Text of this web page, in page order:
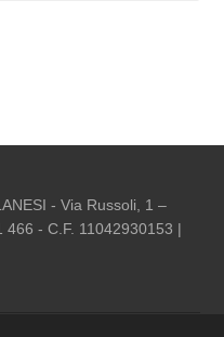
- Via Russoli, 1 –
466 - C.F. 11042930153 |